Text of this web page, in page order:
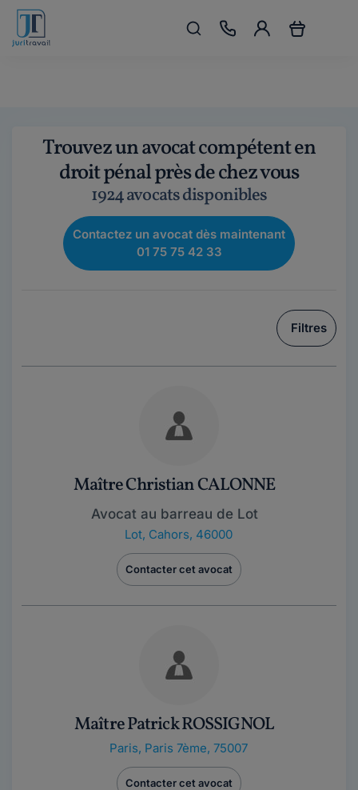
Trouvez un avocat compétent en
droit pénal près de chez vous
1924 avocats disponibles
Contactez un avocat dès maintenant
01 75 75 42 33
Filtres
Maître Christian CALONNE
Avocat au barreau de Lot
Lot, Cahors, 46000
Contacter cet avocat
Maître Patrick ROSSIGNOL
Paris, Paris 7ème, 75007
Contacter cet avocat